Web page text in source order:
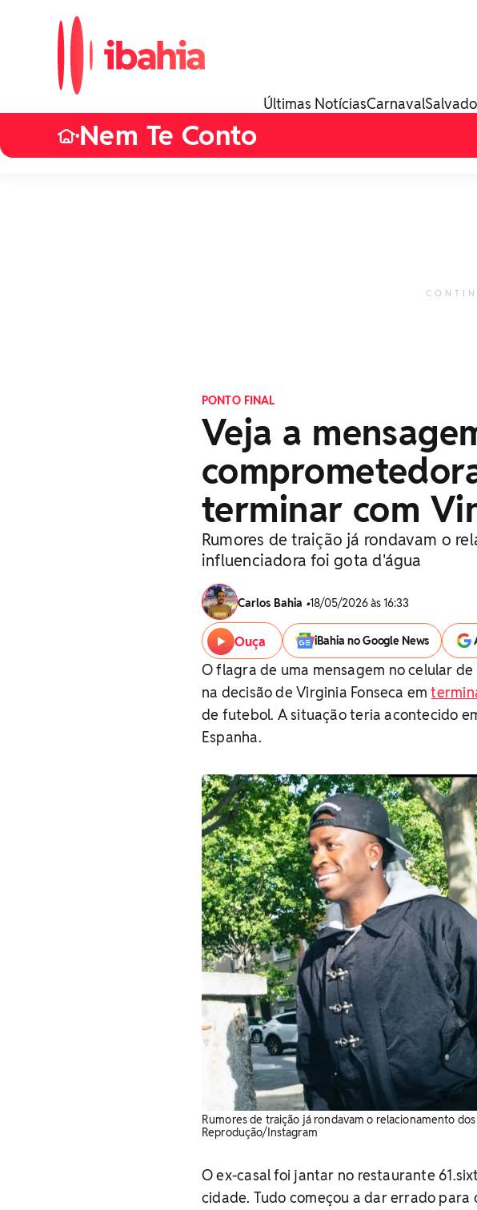
Últimas NotíciasCarnaval
•Nem Te Conto
PONTO FINAL
Veja a
terminar com
Rumores de traição já rondavam o
influenciadora foi gota d'água
Carlos Bahia •18/05/2026 às 16:33
Ouça iBahia no Google News
O flagra de uma mensagem no celular
na decisão de Virginia Fonseca em
de futebol. A situação teria acontecido
Espanha.
Rumores de traição já rondavam o relacionamento
Reprodução/Instagram
O ex-casal foi jantar no restaurante
cidade. Tudo começou a dar errado